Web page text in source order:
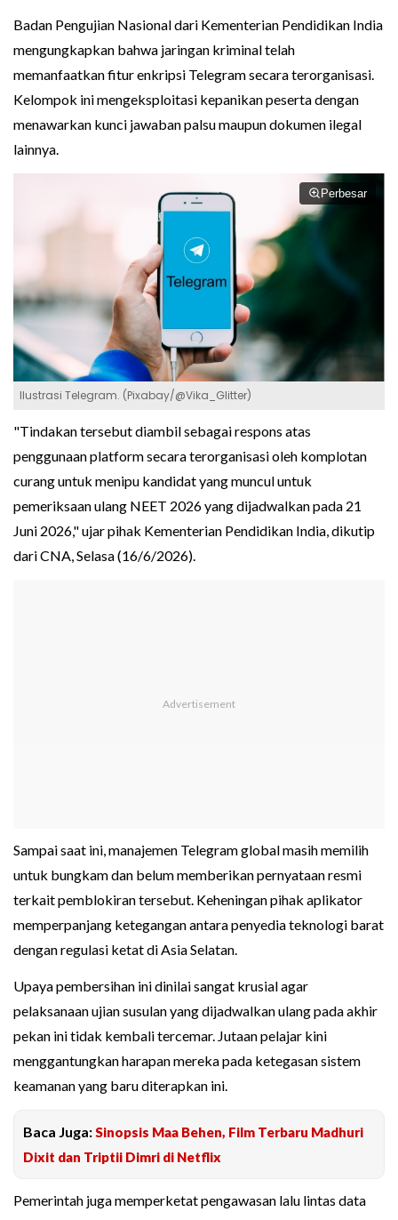
Badan Pengujian Nasional dari Kementerian Pendidikan India
mengungkapkan bahwa jaringan kriminal telah
memanfaatkan fitur enkripsi Telegram secara terorganisasi.
Kelompok ini mengeksploitasi kepanikan peserta dengan
menawarkan kunci jawaban palsu maupun dokumen ilegal
lainnya.
Perbesar
Ilustrasi Telegram. (Pixabay/@Vika_Glitter)
"Tindakan tersebut diambil sebagai respons atas
penggunaan platform secara terorganisasi oleh komplotan
curang untuk menipu kandidat yang muncul untuk
pemeriksaan ulang NEET 2026 yang dijadwalkan pada 21
Juni 2026," ujar pihak Kementerian Pendidikan India, dikutip
dari CNA, Selasa (16/6/2026).
Sampai saat ini, manajemen Telegram global masih memilih
untuk bungkam dan belum memberikan pernyataan resmi
terkait pemblokiran tersebut. Keheningan pihak aplikator
memperpanjang ketegangan antara penyedia teknologi barat
dengan regulasi ketat di Asia Selatan.
Upaya pembersihan ini dinilai sangat krusial agar
pelaksanaan ujian susulan yang dijadwalkan ulang pada akhir
pekan ini tidak kembali tercemar. Jutaan pelajar kini
menggantungkan harapan mereka pada ketegasan sistem
keamanan yang baru diterapkan ini.
Baca Juga:Sinopsis Maa Behen, Film Terbaru Madhuri
Dixit dan Triptii Dimri di Netflix
Pemerintah juga memperketat pengawasan lalu lintas data